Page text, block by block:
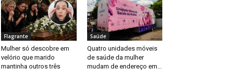
Flagrante
Mulher só descobre em
velório que marido
mantinha outros três
Saúde
Quatro unidades móveis
de saúde da mulher
mudam de endereço em...